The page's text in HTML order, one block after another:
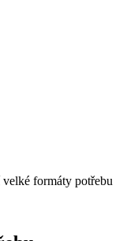
formáty potřebu